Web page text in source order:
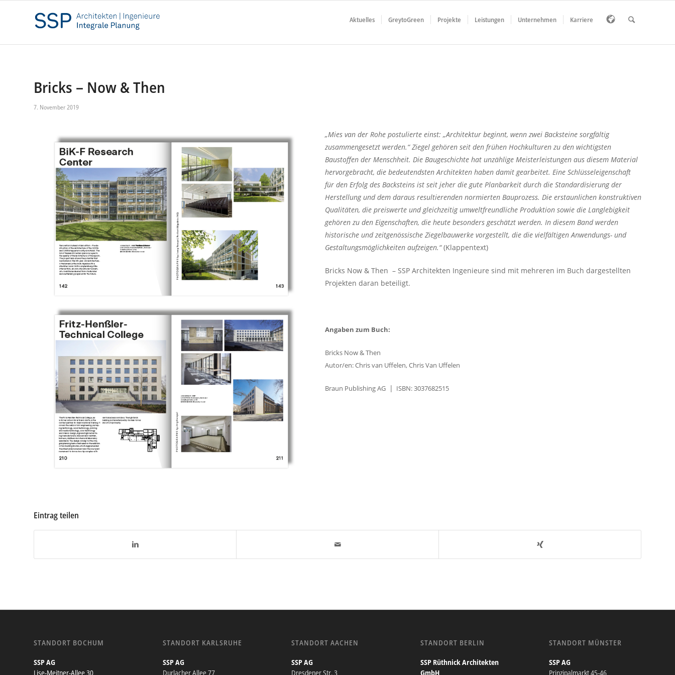
Aktuelles GreytoGreen Projekte Leistungen Unternehmen Karriere
Bricks – Now & Then
7. November 2019
„Mies van der Rohe postulierte einst: „Architektur beginnt, wenn zwei Backsteine sorgfältig
zusammengesetzt werden.“ Ziegel gehören seit den frühen Hochkulturen zu den wichtigsten
Baustoffen der Menschheit. Die Baugeschichte hat unzählige Meisterleistungen aus diesem Material
hervorgebracht, die bedeutendsten Architekten haben damit gearbeitet. Eine Schlüsseleigenschaft
für den Erfolg des Backsteins ist seit jeher die gute Planbarkeit durch die Standardisierung der
Herstellung und dem daraus resultierenden normierten Bauprozess. Die erstaunlichen konstruktiven
Qualitäten, die preiswerte und gleichzeitig umweltfreundliche Produktion sowie die Langlebigkeit
gehören zu den Eigenschaften, die heute besonders geschätzt werden. In diesem Band werden
historische und zeitgenössische Ziegelbauwerke vorgestellt, die die vielfältigen Anwendungs- und
Gestaltungsmöglichkeiten aufzeigen.“(Klappentext)
Bricks Now & Then – SSP Architekten Ingenieure sind mit mehreren im Buch dargestellten
Projekten daran beteiligt.
Angaben zum Buch:
Bricks Now & Then
Autor/en: Chris van Uffelen, Chris Van Uffelen
Braun Publishing AG | ISBN: 3037682515
Eintrag teilen
STANDORT BOCHUM
SSP AG
Lise-Meitner-Allee 30
STANDORT KARLSRUHE
SSP AG
Durlacher Allee 77
STANDORT AACHEN
SSP AG
Dresdener Str. 3
STANDORT BERLIN
SSP Rüthnick Architekten
GmbH
STANDORT MÜNSTER
SSP AG
Prinzipalmarkt 45-46